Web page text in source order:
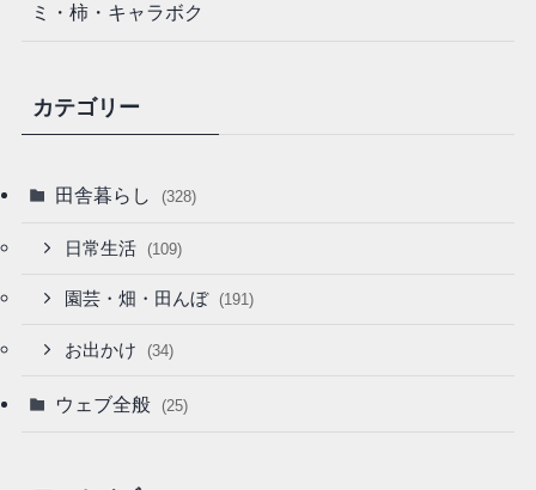
ミ・柿・キャラボク
カテゴリー
田舎暮らし (328)
日常生活 (109)
園芸・畑・田んぼ (191)
お出かけ (34)
ウェブ全般 (25)